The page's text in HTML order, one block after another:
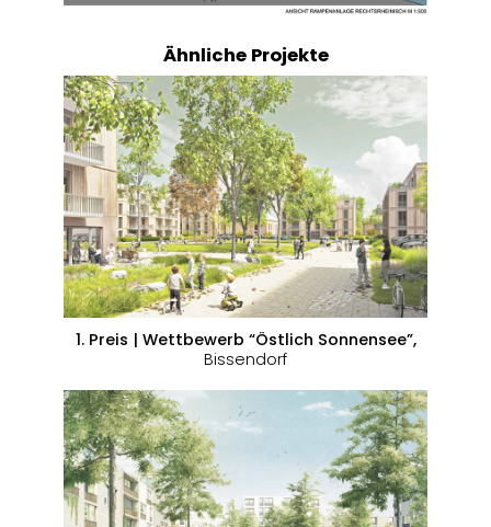
Ähnliche Projekte
1. Preis | Wettbewerb “Östlich Sonnensee”,
Bissendorf